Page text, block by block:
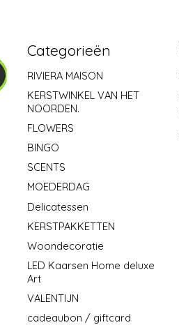
Categorieën
RIVIERA MAISON
KERSTWINKEL VAN HET
NOORDEN.
FLOWERS
BINGO
SCENTS
MOEDERDAG
Delicatessen
KERSTPAKKETTEN
Woondecoratie
LED Kaarsen Home deluxe
Art
VALENTIJN
cadeaubon / giftcard